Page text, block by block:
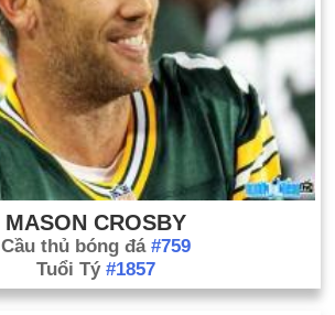
MASON CROSBY
Cầu thủ bóng đá #759
Tuổi Tý #1857